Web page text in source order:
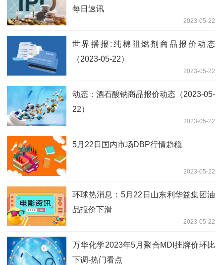
每日速讯
2023-05-22
世界播报:纯棉阻燃剂商品报价动态
（2023-05-22）
2023-05-22
动态：酒石酸钠商品报价动态（2023-05-
22）
2023-05-22
5月22日国内市场DBP行情趋稳
2023-05-22
环球热消息：5月22日山东利华益集团油
品报价下滑
2023-05-22
万华化学2023年5月聚合MDI挂牌价环比
下调-热门看点